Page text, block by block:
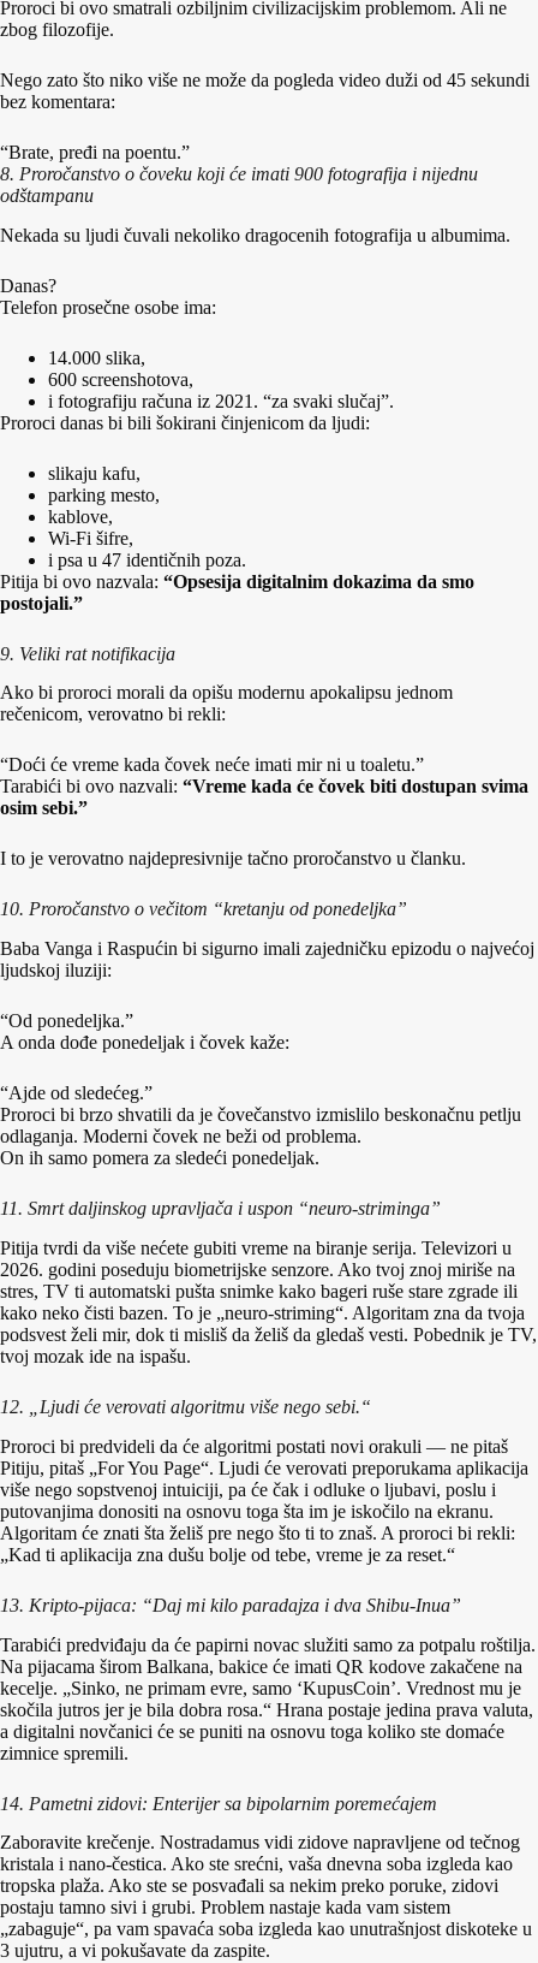
Proroci bi ovo smatrali ozbiljnim civilizacijskim problemom. Ali ne
zbog filozofije.
Nego zato što niko više ne može da pogleda video duži od 45 sekundi
bez komentara:
“Brate, pređi na poentu.”
8. Proročanstvo o čoveku koji će imati 900 fotografija i nijednu
odštampanu
Nekada su ljudi čuvali nekoliko dragocenih fotografija u albumima.
Danas?
Telefon prosečne osobe ima:
14.000 slika,
600 screenshotova,
i fotografiju računa iz 2021. “za svaki slučaj”.
Proroci danas bi bili šokirani činjenicom da ljudi:
slikaju kafu,
parking mesto,
kablove,
Wi-Fi šifre,
i psa u 47 identičnih poza.
Pitija bi ovo nazvala: “Opsesija digitalnim dokazima da smo
postojali.”
9. Veliki rat notifikacija
Ako bi proroci morali da opišu modernu apokalipsu jednom
rečenicom, verovatno bi rekli:
“Doći će vreme kada čovek neće imati mir ni u toaletu.”
Tarabići bi ovo nazvali: “Vreme kada će čovek biti dostupan svima
osim sebi.”
I to je verovatno najdepresivnije tačno proročanstvo u članku.
10. Proročanstvo o večitom “kretanju od ponedeljka”
Baba Vanga i Raspućin bi sigurno imali zajedničku epizodu o najvećoj
ljudskoj iluziji:
“Od ponedeljka.”
A onda dođe ponedeljak i čovek kaže:
“Ajde od sledećeg.”
Proroci bi brzo shvatili da je čovečanstvo izmislilo beskonačnu petlju
odlaganja. Moderni čovek ne beži od problema.
On ih samo pomera za sledeći ponedeljak.
11. Smrt daljinskog upravljača i uspon “neuro-striminga”
Pitija tvrdi da više nećete gubiti vreme na biranje serija. Televizori u
2026. godini poseduju biometrijske senzore. Ako tvoj znoj miriše na
stres, TV ti automatski pušta snimke kako bageri ruše stare zgrade ili
kako neko čisti bazen. To je „neuro-striming“. Algoritam zna da tvoja
podsvest želi mir, dok ti misliš da želiš da gledaš vesti. Pobednik je TV,
tvoj mozak ide na ispašu.
12. „Ljudi će verovati algoritmu više nego sebi.“
Proroci bi predvideli da će algoritmi postati novi orakuli — ne pitaš
Pitiju, pitaš „For You Page“. Ljudi će verovati preporukama aplikacija
više nego sopstvenoj intuiciji, pa će čak i odluke o ljubavi, poslu i
putovanjima donositi na osnovu toga šta im je iskočilo na ekranu.
Algoritam će znati šta želiš pre nego što ti to znaš. A proroci bi rekli:
„Kad ti aplikacija zna dušu bolje od tebe, vreme je za reset.“
13. Kripto-pijaca: “Daj mi kilo paradajza i dva Shibu-Inua”
Tarabići predviđaju da će papirni novac služiti samo za potpalu roštilja.
Na pijacama širom Balkana, bakice će imati QR kodove zakačene na
kecelje. „Sinko, ne primam evre, samo ‘KupusCoin’. Vrednost mu je
skočila jutros jer je bila dobra rosa.“ Hrana postaje jedina prava valuta,
a digitalni novčanici će se puniti na osnovu toga koliko ste domaće
zimnice spremili.
14. Pametni zidovi: Enterijer sa bipolarnim poremećajem
Zaboravite krečenje. Nostradamus vidi zidove napravljene od tečnog
kristala i nano-čestica. Ako ste srećni, vaša dnevna soba izgleda kao
tropska plaža. Ako ste se posvađali sa nekim preko poruke, zidovi
postaju tamno sivi i grubi. Problem nastaje kada vam sistem
„zabaguje“, pa vam spavaća soba izgleda kao unutrašnjost diskoteke u
3 ujutru, a vi pokušavate da zaspite.